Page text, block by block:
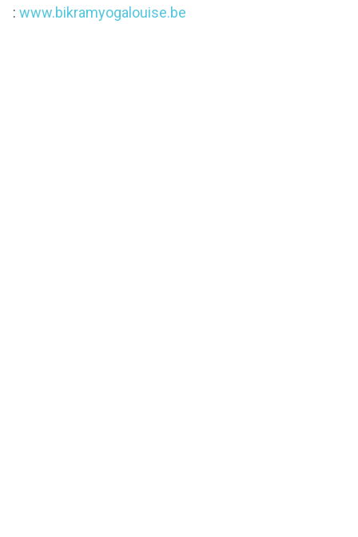
: www.bikramyogalouise.be